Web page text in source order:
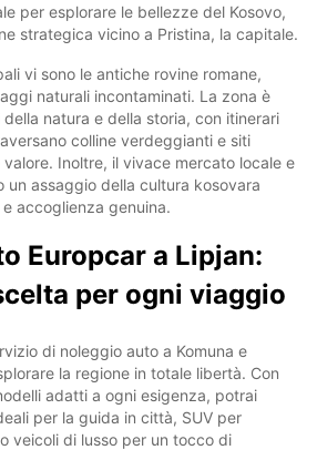
per esplorare le bellezze del Kosovo,
strategica vicino a Pristina, la capitale.
vi sono le antiche rovine romane,
naturali incontaminati. La zona è
natura e della storia, con itinerari
colline verdeggianti e siti
Inoltre, il vivace mercato locale e
un assaggio della cultura kosovara
accoglienza genuina.
Europcar a Lipjan:
per ogni viaggio
di noleggio auto a Komuna e
la regione in totale libertà. Con
adatti a ogni esigenza, potrai
per la guida in città, SUV per
veicoli di lusso per un tocco di